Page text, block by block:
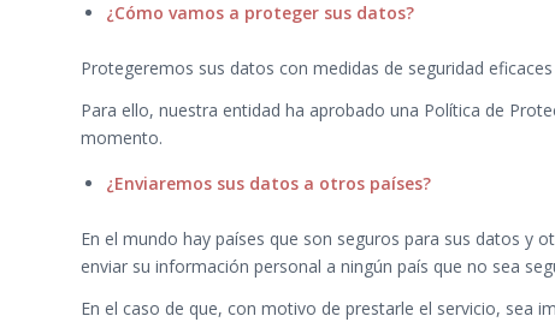
¿Cómo vamos a proteger sus datos?
Protegeremos sus datos con medidas de seguridad
Para ello, nuestra entidad ha aprobado una Política de
momento.
¿Enviaremos sus datos a otros países?
En el mundo hay países que son seguros para sus datos y
enviar su información personal a ningún país que no sea
En el caso de que, con motivo de prestarle el servicio, sea